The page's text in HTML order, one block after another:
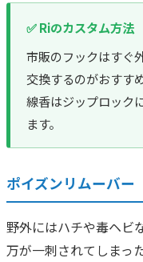
✅ Riのカスタム方法
市販のフックはすぐ
交換するのがおすす
線香はジップロック
ます。
ポイズンリムーバー
野外にはハチや毒ヘビ
万が一刺されてしまっ